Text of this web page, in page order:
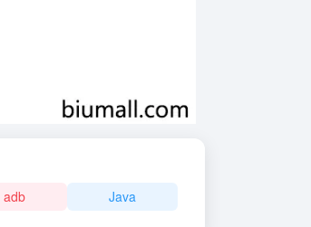
adb Java